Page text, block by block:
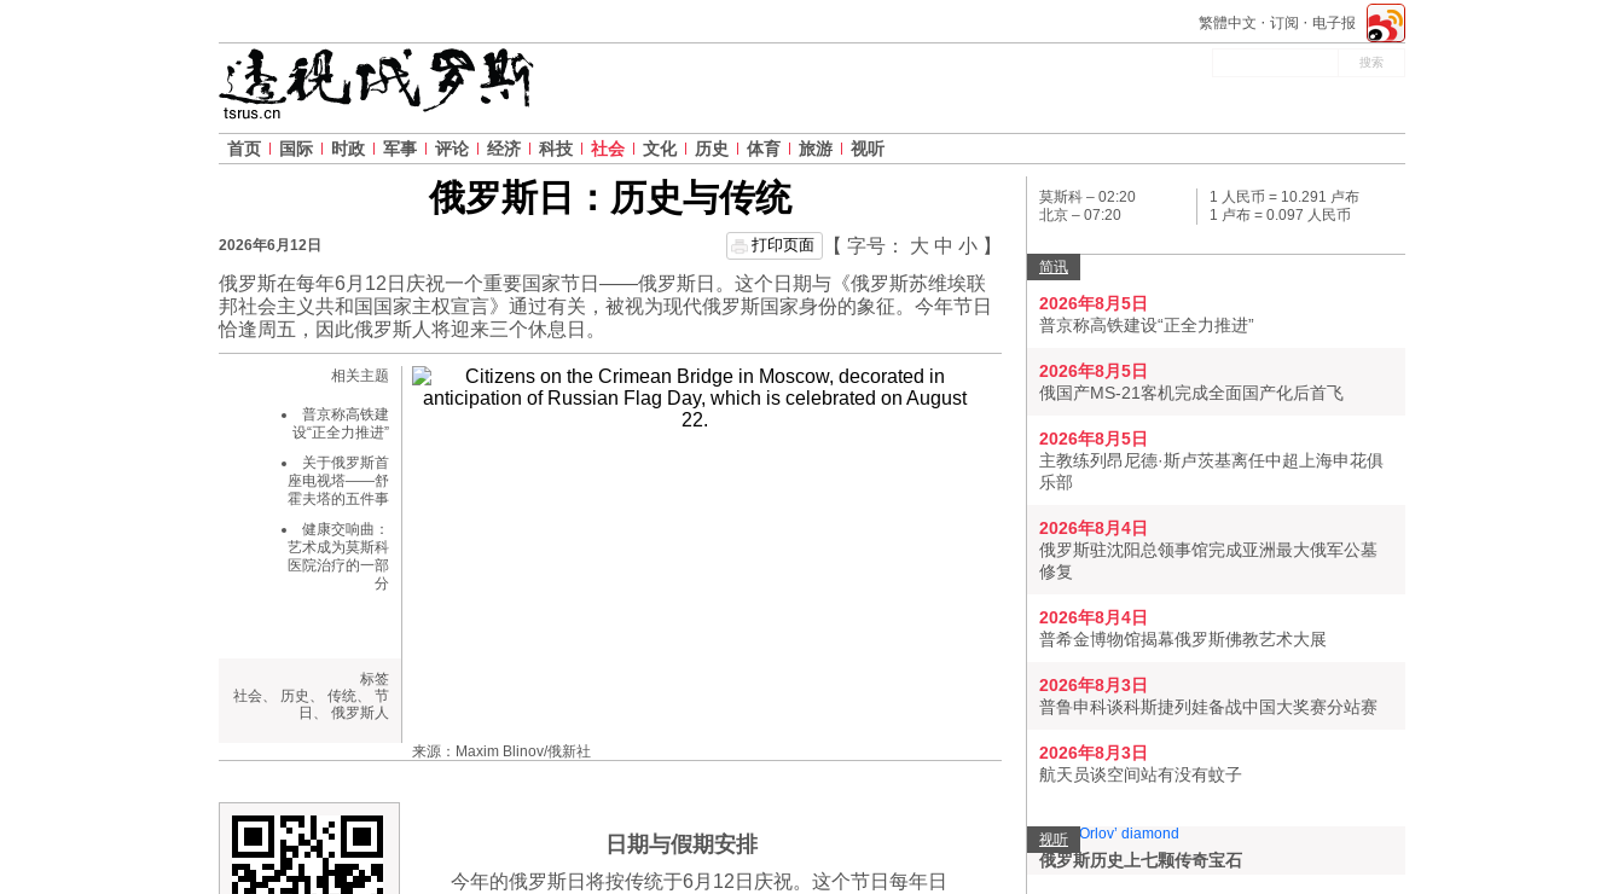
繁體中文 订阅 电子报
首页 国际 时政 军事 评论 经济 科技 社会 文化 历史 体育 旅游 视听
俄罗斯日：历史与传统
2026年6月12日 【 字号： 大 中 小 】
打印页面
俄罗斯在每年6月12日庆祝一个重要国家节日——俄罗斯日。这个日期与《俄罗斯苏维埃联
邦社会主义共和国国家主权宣言》通过有关，被视为现代俄罗斯国家身份的象征。今年节日
恰逢周五，因此俄罗斯人将迎来三个休息日。
相关主题
普京称高铁建
设“正全力推进”
关于俄罗斯首
座电视塔——舒
霍夫塔的五件事
健康交响曲：
艺术成为莫斯科
医院治疗的一部
分
标签
社会、 历史 、 传统、 节
日 、 俄罗斯人
来源：Maxim Blinov/俄新社
日期与假期安排
今年的俄罗斯日将按传统于6月12日庆祝。这个节日每年日
莫斯科 – 02:20
北京 – 07:20
1 人民币 = 10.291 卢布
1 卢布 = 0.097 人民币
简讯
2026年8月5日
普京称高铁建设“正全力推进”
2026年8月5日
俄国产MS-21客机完成全面国产化后首飞
2026年8月5日
主教练列昂尼德·斯卢茨基离任中超上海申花俱
乐部
2026年8月4日
俄罗斯驻沈阳总领事馆完成亚洲最大俄军公墓
修复
2026年8月4日
普希金博物馆揭幕俄罗斯佛教艺术大展
2026年8月3日
普鲁申科谈科斯捷列娃备战中国大奖赛分站赛
2026年8月3日
航天员谈空间站有没有蚊子
视听
俄罗斯历史上七颗传奇宝石